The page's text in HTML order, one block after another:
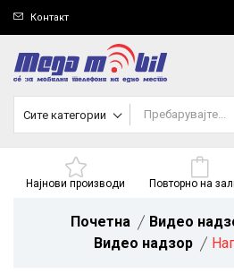
Контакт
Сите категории
Најнови производи Повторно на
Почетна
Видео
Видео надзор